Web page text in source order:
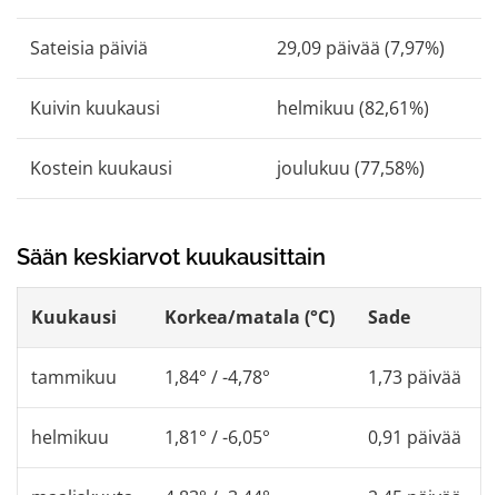
Sateisia päiviä 29,09 päivää (7,97%)
Kuivin kuukausi helmikuu (82,61%)
Kostein kuukausi joulukuu (77,58%)
Sään keskiarvot kuukausittain
Kuukausi Korkea/matala (°C) Sade
tammikuu 1,84° / -4,78° 1,73 päivää
helmikuu 1,81° / -6,05° 0,91 päivää